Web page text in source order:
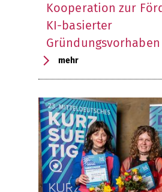
Kooperation zur
KI-basierter
Gründungsvorhaben
mehr